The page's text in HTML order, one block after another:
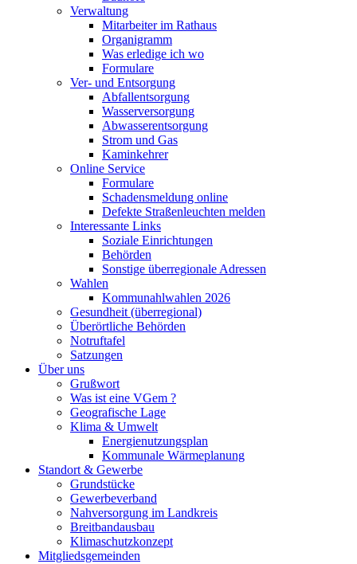
Verwaltung
Mitarbeiter im Rathaus
Organigramm
Was erledige ich wo
Formulare
Ver- und Entsorgung
Abfallentsorgung
Wasserversorgung
Abwasserentsorgung
Strom und Gas
Kaminkehrer
Online Service
Formulare
Schadensmeldung online
Defekte Straßenleuchten melden
Interessante Links
Soziale Einrichtungen
Behörden
Sonstige überregionale Adressen
Wahlen
Kommunahlwahlen 2026
Gesundheit (überregional)
Überörtliche Behörden
Notruftafel
Satzungen
Über uns
Grußwort
Was ist eine VGem ?
Geografische Lage
Klima & Umwelt
Energienutzungsplan
Kommunale Wärmeplanung
Standort & Gewerbe
Grundstücke
Gewerbeverband
Nahversorgung im Landkreis
Breitbandausbau
Klimaschutzkonzept
Mitgliedsgemeinden